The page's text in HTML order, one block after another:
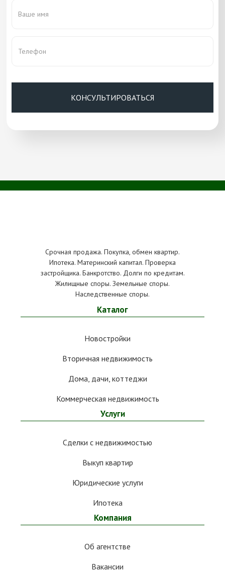
Срочная продажа. Покупка, обмен квартир.
Ипотека. Материнский капитал. Проверка
застройщика. Банкротство. Долги по кредитам.
Жилищные споры. Земельные споры.
Наследственные споры.
Каталог
Новостройки
Вторичная недвижимость
Дома, дачи, коттеджи
Коммерческая недвижимость
Услуги
Сделки с недвижимостью
Выкуп квартир
Юридические услуги
Ипотека
Компания
Об агентстве
Вакансии